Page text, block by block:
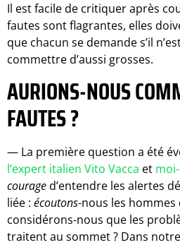
Il est facile de critiquer après
fautes sont flagrantes, elles
que chacun se demande s’il
commettre d’aussi grosses.
AURIONS-NOUS
FAUTES ?
— La première question a été
l’expert italien Vito Vacca et
couraged’entendre les alertes
liée : écoutons-nous les
considérons-nous que les
traitent au sommet ? Dans